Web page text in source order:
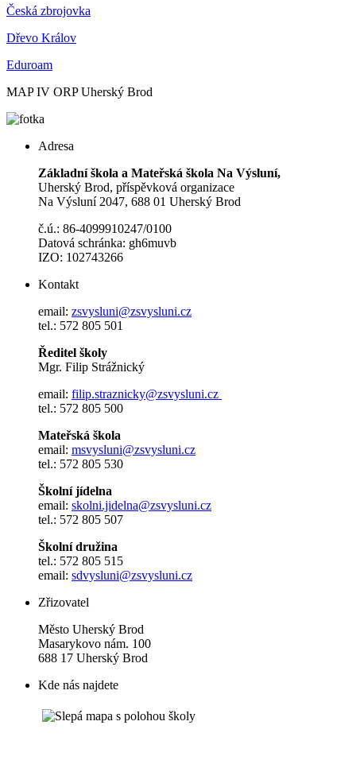
Česká zbrojovka
Dřevo Králov
Eduroam
MAP IV ORP Uherský Brod
Adresa
Základní škola a Mateřská škola Na Výsluní,
Uherský Brod, příspěvková organizace
Na Výsluní 2047, 688 01 Uherský Brod
č.ú.: 86-4099910247/0100
Datová schránka: gh6muvb
IZO: 102743266
Kontakt
email: zsvysluni@zsvysluni.cz
tel.: 572 805 501
Ředitel školy
Mgr. Filip Strážnický
email: filip.straznicky@zsvysluni.cz
tel.: 572 805 500
Mateřská škola
email: msvysluni@zsvysluni.cz
tel.: 572 805 530
Školní jídelna
email: skolni.jidelna@zsvysluni.cz
tel.: 572 805 507
Školní družina
tel.: 572 805 515
email: sdvysluni@zsvysluni.cz
Zřizovatel
Město Uherský Brod
Masarykovo nám. 100
688 17 Uherský Brod
Kde nás najdete